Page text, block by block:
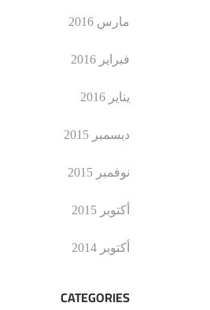
مارس 2016
فبراير 2016
يناير 2016
ديسمبر 2015
نوفمبر 2015
أكتوبر 2015
أكتوبر 2014
CATEGORIES